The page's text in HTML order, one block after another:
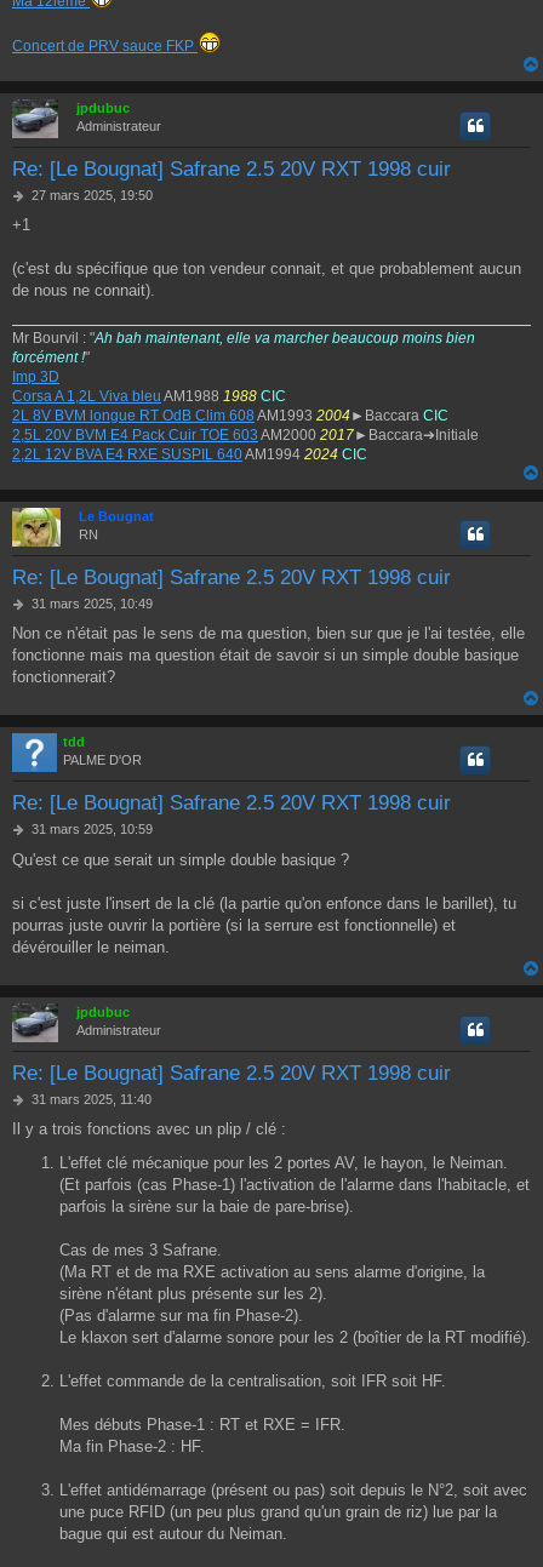
Concert de PRV sauce FKP
jpdubuc
Administrateur
Re: [Le Bougnat] Safrane 2.5 20V RXT 1998 cuir
M
s
a
g
27 mars 2025, 19:50
+1
(c'est du spécifique que ton vendeur connait, et que probablement aucun
de nous ne connait).
Mr Bourvil : "Ah bah maintenant, elle va marcher beaucoup moins bien
forcément !"
Imp 3D
Corsa A 1,2L Viva bleu AM1988 1988 CIC
2L 8V BVM longue RT OdB Clim 608 AM1993 2004 ►Baccara CIC
2,5L 20V BVM E4 Pack Cuir TOE 603 AM2000 2017►Baccara➔Initiale
2,2L 12V BVA E4 RXE SUSPIL 640AM1994 2024 CIC
Le Bougnat
RN
Re: [Le Bougnat] Safrane 2.5 20V RXT 1998 cuir
M
s
s
a
31 mars 2025, 10:49
Non ce n'était pas le sens de ma question, bien sur que je l'ai testée, elle
fonctionne mais ma question était de savoir si un simple double basique
fonctionnerait?
tdd
PALME D'OR
Re: [Le Bougnat] Safrane 2.5 20V RXT 1998 cuir
M
s
a
g
e
31 mars 2025, 10:59
Qu'est ce que serait un simple double basique ?
si c'est juste l'insert de la clé (la partie qu'on enfonce dans le barillet), tu
pourras juste ouvrir la portière (si la serrure est fonctionnelle) et
dévérouiller le neiman.
jpdubuc
Administrateur
Re: [Le Bougnat] Safrane 2.5 20V RXT 1998 cuir
M
s
31 mars 2025, 11:40
Il y a trois fonctions avec un plip / clé :
L'effet clé mécanique pour les 2 portes AV, le hayon, le Neiman.
(Et parfois (cas Phase-1) l'activation de l'alarme dans l'habitacle, et
parfois la sirène sur la baie de pare-brise).
Cas de mes 3 Safrane.
(Ma RT et de ma RXE activation au sens alarme d'origine, la
sirène n'étant plus présente sur les 2).
(Pas d'alarme sur ma fin Phase-2).
Le klaxon sert d'alarme sonore pour les 2 (boîtier de la RT modifié).
L'effet commande de la centralisation, soit IFR soit HF.
Mes débuts Phase-1 : RT et RXE = IFR.
Ma fin Phase-2 : HF.
L'effet antidémarrage (présent ou pas) soit depuis le N°2, soit avec
une puce RFID (un peu plus grand qu'un grain de riz) lue par la
bague qui est autour du Neiman.